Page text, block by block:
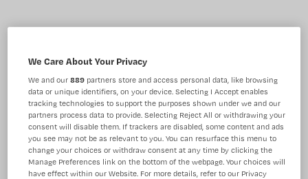
Zelfstandige kliniek Vaste aanstelling
PLAATSINGSDATUM
25 juli 2025
NIVEAU
HBO
ERVARING
Ervaren
DIENSTVERBAND
Fulltime
We Care About Your Privacy
We and our889 partners store and access personal data, like browsing
data or unique identifiers, on your device. Selecting I Accept enables
tracking technologies to support the purposes shown under we and our
partners process data to provide. Selecting Reject All or withdrawing your
consent will disable them. If trackers are disabled, some content and ads
you see may not be as relevant to you. You can resurface this menu to
change your choices or withdraw consent at any time by clicking the
Manage Preferences link on the bottom of the webpage. Your choices will
have effect within our Website. For more details, refer to our Privacy